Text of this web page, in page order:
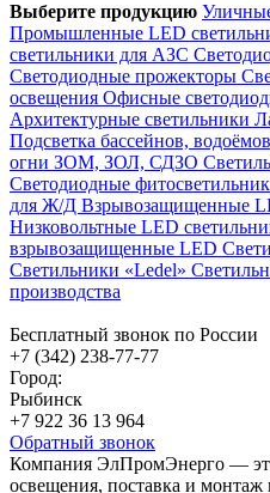
Выберите продукцию
Промышленные LED
светильники для АЗС
Светодиодные прожекторы
освещения Офисные
Архитектурные светильники
Подсветка бассейнов,
огни ЗОМ, ЗОЛ, СДЗО
Светодиодные
для Ж/Д Взрывозащищенные
Низковольтные LED
взрывозащищенные LED
Светильники «Ledel»
производства
Бесплатный звонок по России
+7 (342) 238-77-77
Город:
Рыбинск
+7 922 36 13 964
Обратный звонок
Компания ЭлПромЭнерго —
освещения, поставка и